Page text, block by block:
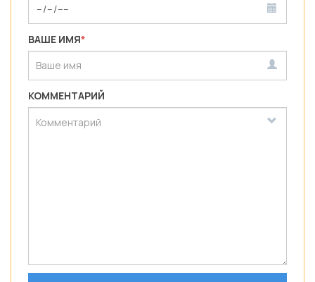
ВАШЕ ИМЯ*
КОММЕНТАРИЙ